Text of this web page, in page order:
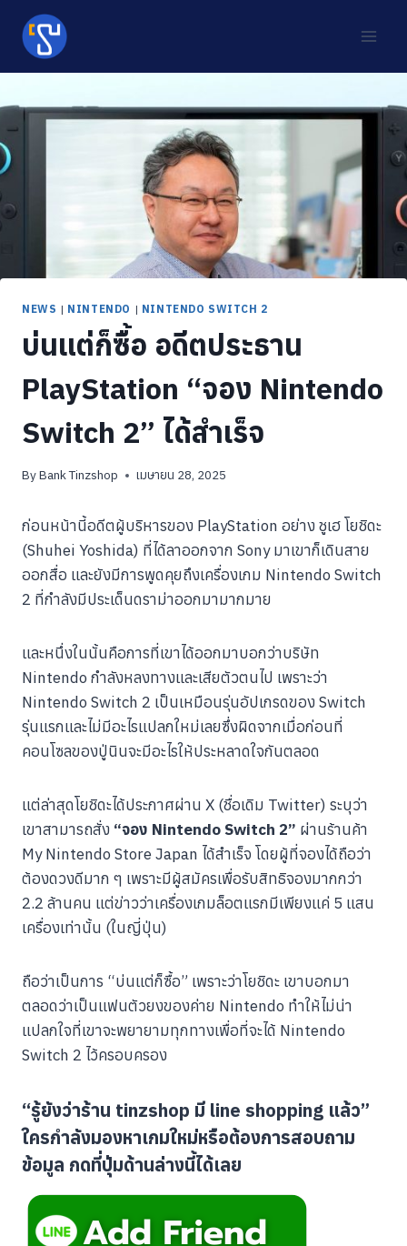
content
NEWS | NINTENDO | NINTENDO SWITCH 2
บ่นแต่ก็ซื้อ อดีตประธาน
PlayStation “จอง Nintendo
Switch 2” ได้สำเร็จ
ByBank Tinzshop เมษายน 28, 2025
ก่อนหน้านี้อดีตผู้บริหารของ PlayStation อย่าง ชูเฮ โยชิดะ
(Shuhei Yoshida) ที่ได้ลาออกจาก Sony มาเขาก็เดินสาย
ออกสื่อ และยังมีการพูดคุยถึงเครื่องเกม Nintendo Switch
2 ที่กำลังมีประเด็นดราม่าออกมามากมาย
และหนึ่งในนั้นคือการที่เขาได้ออกมาบอกว่าบริษัท
Nintendo กำลังหลงทางและเสียตัวตนไป เพราะว่า
Nintendo Switch 2 เป็นเหมือนรุ่นอัปเกรดของ Switch
รุ่นแรกและไม่มีอะไรแปลกใหม่เลยซึ่งผิดจากเมื่อก่อนที่
คอนโซลของปู่นินจะมีอะไรให้ประหลาดใจกันตลอด
แต่ล่าสุดโยชิดะได้ประกาศผ่าน X (ชื่อเดิม Twitter) ระบุว่า
เขาสามารถสั่ง “จอง Nintendo Switch 2” ผ่านร้านค้า
My Nintendo Store Japan ได้สำเร็จ โดยผู้ที่จองได้ถือว่า
ต้องดวงดีมาก ๆ เพราะมีผู้สมัครเพื่อรับสิทธิจองมากกว่า
2.2 ล้านคน แต่ข่าวว่าเครื่องเกมล็อตแรกมีเพียงแค่ 5 แสน
เครื่องเท่านั้น (ในญี่ปุ่น)
ถือว่าเป็นการ “บ่นแต่ก็ซื้อ” เพราะว่าโยชิดะ เขาบอกมา
ตลอดว่าเป็นแฟนตัวยงของค่าย Nintendo ทำให้ไม่น่า
แปลกใจที่เขาจะพยายามทุกทางเพื่อที่จะได้ Nintendo
Switch 2 ไว้ครอบครอง
“รู้ยังว่าร้าน tinzshop มี line shopping แล้ว”
ใครกำลังมองหาเกมใหม่หรือต้องการสอบถาม
ข้อมูล กดที่ปุ่มด้านล่างนี้ได้เลย